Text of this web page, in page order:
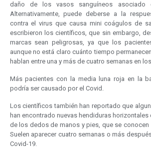
daño de los vasos sanguíneos
Alternativamente, puede deberse a la
contra el virus que causa mini coágulos de
escribieron los científicos, que sin embargo,
marcas sean peligrosas, ya que los
aunque no está claro cuánto tiempo
hablan entre una y más de cuatro semanas en
Más pacientes con la media luna roja en la
podría ser causado por el Covid.
Los científicos también han reportado que
han encontrado nuevas hendiduras horizontales
de los dedos de manos y pies, que se conocen
Suelen aparecer cuatro semanas o más
Covid-19.